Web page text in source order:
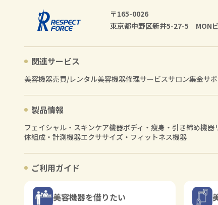
〒165-0026
東京都中野区新井5-27-5 MON
関連サービス
美容機器売買/レンタル美容機器修理サービスサロン集金サ
製品情報
フェイシャル・スキンケア機器ボディ・痩身・引き締め機器
体組成・計測機器エクササイズ・フィットネス機器
ご利用ガイド
美容機器を借りたい